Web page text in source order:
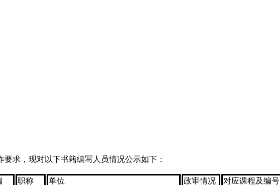
求，现对以下书籍编写人员情况公示如下：
职称 单位 政审情况 对应课程及编号